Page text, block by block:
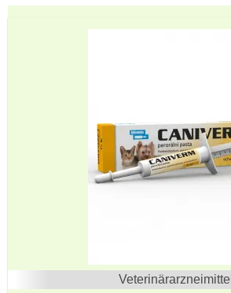
Veterinärarzneimittel